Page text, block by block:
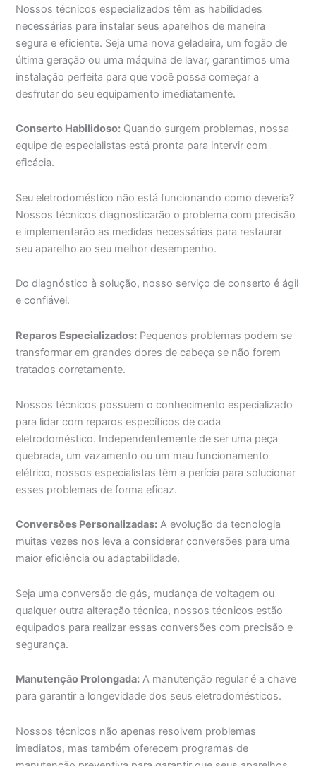
Nossos técnicos especializados têm as habilidades
necessárias para instalar seus aparelhos de maneira
segura e eficiente. Seja uma nova geladeira, um fogão de
última geração ou uma máquina de lavar, garantimos uma
instalação perfeita para que você possa começar a
desfrutar do seu equipamento imediatamente.
Conserto Habilidoso: Quando surgem problemas, nossa
equipe de especialistas está pronta para intervir com
eficácia.
Seu eletrodoméstico não está funcionando como deveria?
Nossos técnicos diagnosticarão o problema com precisão
e implementarão as medidas necessárias para restaurar
seu aparelho ao seu melhor desempenho.
Do diagnóstico à solução, nosso serviço de conserto é ágil
e confiável.
Reparos Especializados: Pequenos problemas podem se
transformar em grandes dores de cabeça se não forem
tratados corretamente.
Nossos técnicos possuem o conhecimento especializado
para lidar com reparos específicos de cada
eletrodoméstico. Independentemente de ser uma peça
quebrada, um vazamento ou um mau funcionamento
elétrico, nossos especialistas têm a perícia para solucionar
esses problemas de forma eficaz.
Conversões Personalizadas: A evolução da tecnologia
muitas vezes nos leva a considerar conversões para uma
maior eficiência ou adaptabilidade.
Seja uma conversão de gás, mudança de voltagem ou
qualquer outra alteração técnica, nossos técnicos estão
equipados para realizar essas conversões com precisão e
segurança.
Manutenção Prolongada: A manutenção regular é a chave
para garantir a longevidade dos seus eletrodomésticos.
Nossos técnicos não apenas resolvem problemas
imediatos, mas também oferecem programas de